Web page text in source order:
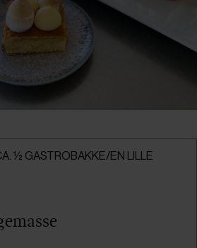
½ GASTROBAKKE/EN LILLE